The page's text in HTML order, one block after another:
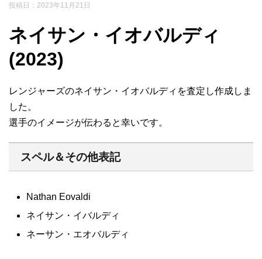
投稿日： 2023年11月21日
ネイサン・イオバルディ
(2023)
レンジャーズのネイサン・イオバルディを査定し作成しま
した。
選手のイメージが伝わると幸いです。
スペル＆その他表記
Nathan Eovaldi
ネイサン・イバルディ
ネーサン・エオバルディ